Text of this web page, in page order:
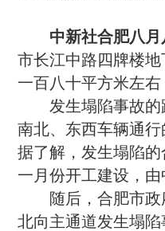
中新社合肥八月
市长江中路四牌楼
一百八十平方米左
发生塌陷事故的
南北、东西车辆通
据了解，发生塌陷
一月份开工建设，
随后，合肥市政
北向主通道发生塌